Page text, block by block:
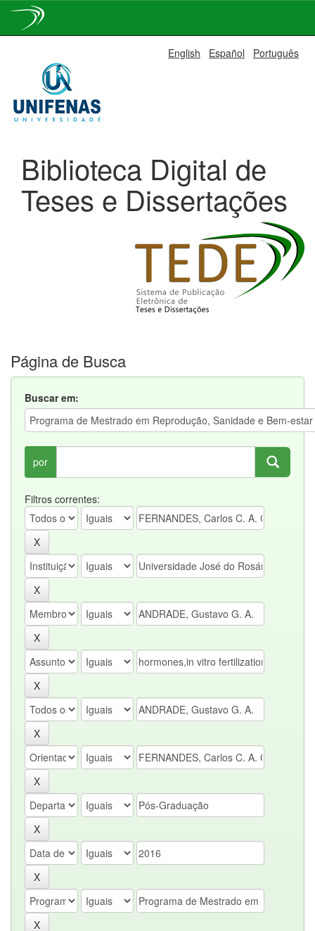
navigation
English Español Português
Biblioteca Digital de
Teses e Dissertações
Página de Busca
Buscar em:
por
Filtros correntes: